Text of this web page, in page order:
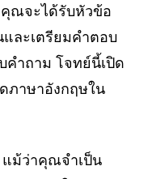
ณจะได้รับหัวข้อ
และเตรียมคำตอบ
คำถาม โจทย์นี้เปิด
ภาษาอังกฤษใน
แม้ว่าคุณจำเป็น